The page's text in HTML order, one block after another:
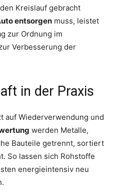
Kreislauf gebracht
entsorgen muss, leistet
zur Ordnung im
Verbesserung der
in der Praxis
auf Wiederverwendung und
werden Metalle,
Bauteile getrennt, sortiert
So lassen sich Rohstoffe
energieintensiv neu